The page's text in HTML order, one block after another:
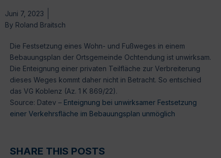
Juni 7, 2023
By Roland Braitsch
Die Festsetzung eines Wohn- und Fußweges in einem
Bebauungsplan der Ortsgemeinde Ochtendung ist unwirksam.
Die Enteignung einer privaten Teilfläche zur Verbreiterung
dieses Weges kommt daher nicht in Betracht. So entschied
das VG Koblenz (Az. 1 K 869/22).
Source: Datev – Enteignung bei unwirksamer Festsetzung
einer Verkehrsfläche im Bebauungsplan unmöglich
SHARE THIS POSTS